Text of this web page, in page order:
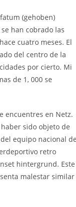
(gehoben)
han cobrado las
cuatro meses. El
del centro de la
por cierto. Mi
de 1, 000 se
encuentres en Netz.
haber sido objeto de
equipo nacional de
retro
hintergrund. Este
malestar similar